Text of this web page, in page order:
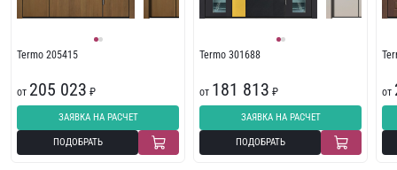
Termo 205415
от 205 023 ₽
ЗАЯВКА НА РАСЧЕТ
ПОДОБРАТЬ
Termo 301688
от 181 813 ₽
ЗАЯВКА НА РАСЧЕТ
ПОДОБРАТЬ
от